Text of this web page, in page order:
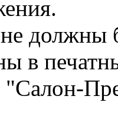
должны
в